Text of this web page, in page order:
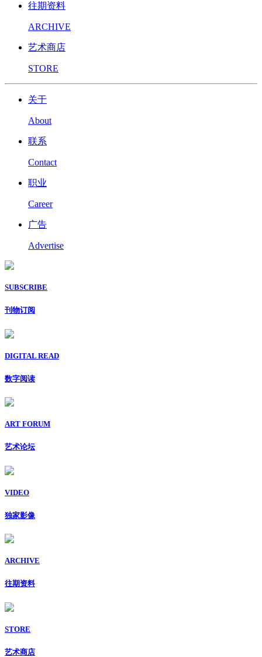
往期资料
ARCHIVE
艺术商店
STORE
关于
About
联系
Contact
职业
Career
广告
Advertise
SUBSCRIBE
刊物订阅
DIGITAL READ
数字阅读
ART FORUM
艺术论坛
VIDEO
独家影像
ARCHIVE
往期资料
STORE
艺术商店